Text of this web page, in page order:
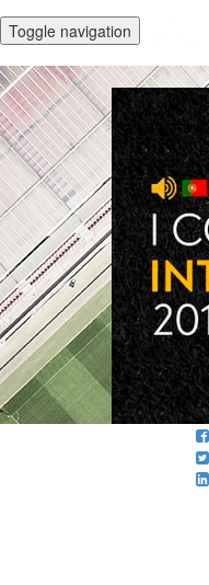
Toggle navigation